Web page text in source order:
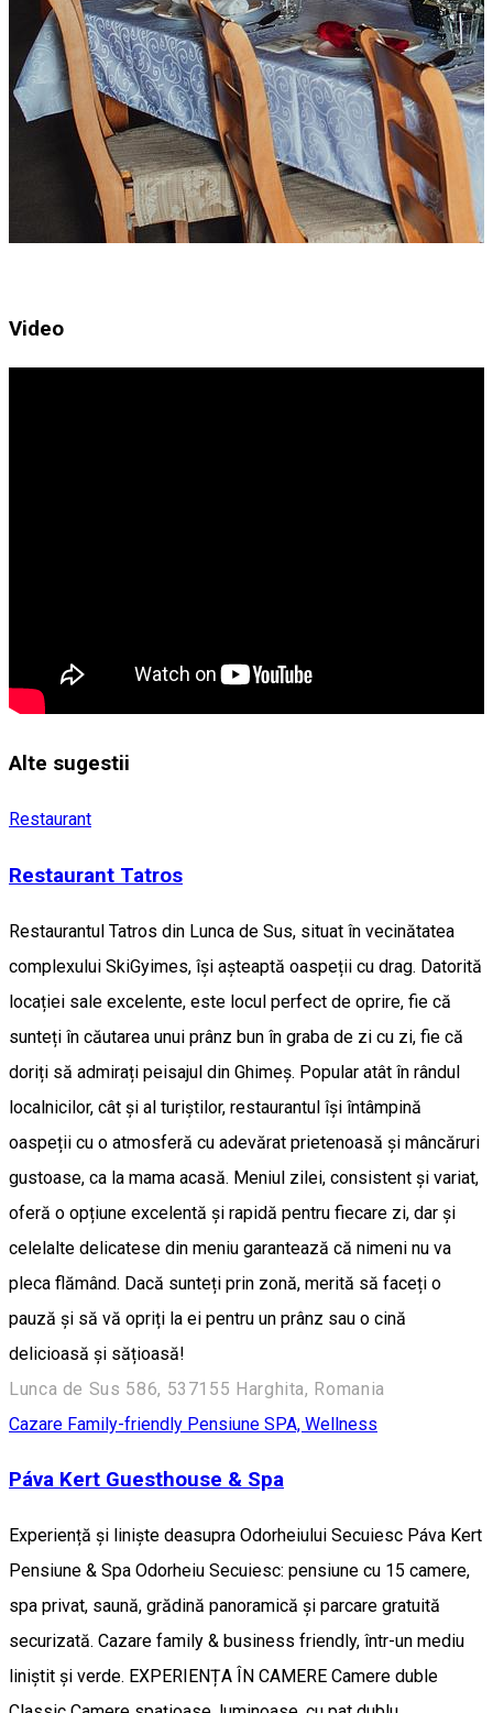
Video
Alte sugestii
Restaurant
Restaurant Tatros
Restaurantul Tatros din Lunca de Sus, situat în vecinătatea
complexului SkiGyimes, își așteaptă oaspeții cu drag. Datorită
locației sale excelente, este locul perfect de oprire, fie că
sunteți în căutarea unui prânz bun în graba de zi cu zi, fie că
doriți să admirați peisajul din Ghimeș. Popular atât în rândul
localnicilor, cât și al turiștilor, restaurantul își întâmpină
oaspeții cu o atmosferă cu adevărat prietenoasă și mâncăruri
gustoase, ca la mama acasă. Meniul zilei, consistent și variat,
oferă o opțiune excelentă și rapidă pentru fiecare zi, dar și
celelalte delicatese din meniu garantează că nimeni nu va
pleca flămând. Dacă sunteți prin zonă, merită să faceți o
pauză și să vă opriți la ei pentru un prânz sau o cină
delicioasă și sățioasă!
Lunca de Sus 586, 537155 Harghita, Romania
Cazare Family-friendly Pensiune SPA, Wellness
Páva Kert Guesthouse & Spa
Experiență și liniște deasupra Odorheiului Secuiesc Páva Kert
Pensiune & Spa Odorheiu Secuiesc: pensiune cu 15 camere,
spa privat, saună, grădină panoramică și parcare gratuită
securizată. Cazare family & business friendly, într-un mediu
liniștit și verde. EXPERIENȚA ÎN CAMERE Camere duble